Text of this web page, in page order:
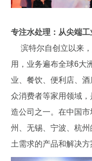
专注水处理：从尖端
滨特尔自创立以来，
用，业务遍布全球6大
业、餐饮、便利店、
众消费者等家用领域
造公司之一。在中国
州、无锡、宁波、杭
土需求的产品和解决方